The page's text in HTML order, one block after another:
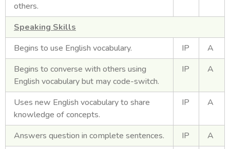
others.
Speaking Skills
Begins to use English vocabulary.
IP
A
Begins to converse with others using
English vocabulary but may code-switch.
IP A
Uses new English vocabulary to share
knowledge of concepts.
IP A
Answers question in complete sentences. IP
A